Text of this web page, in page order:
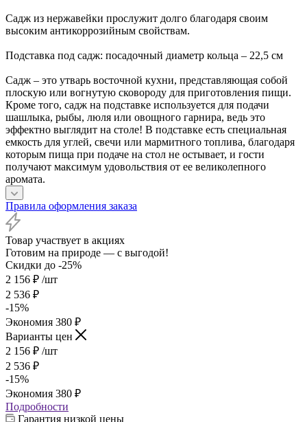
Садж из нержавейки прослужит долго благодаря своим
высоким антикоррозийным свойствам.
Подставка под садж: посадочный диаметр кольца – 22,5 см
Садж – это утварь восточной кухни, представляющая собой
плоскую или вогнутую сковороду для приготовления пищи.
Кроме того, садж на подставке используется для подачи
шашлыка, рыбы, люля или овощного гарнира, ведь это
эффектно выглядит на столе! В подставке есть специальная
емкость для углей, свечи или мармитного топлива, благодаря
которым пища при подаче на стол не остывает, и гости
получают максимум удовольствия от ее великолепного
аромата.
Правила оформления заказа
Товар участвует в акциях
Готовим на природе — с выгодой!
Скидки до -25%
2 156 ₽ /шт
2 536 ₽
-15%
Экономия 380 ₽
Варианты цен
2 156 ₽ /шт
2 536 ₽
-15%
Экономия 380 ₽
Подробности
Гарантия низкой цены